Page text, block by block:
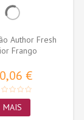
Author Fresh
Frango
€
MAIS